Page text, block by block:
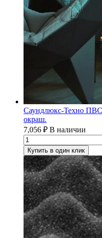
Саундлюкс-Техно
окраш.
7,056 ₽ В наличии
Купить в один клик